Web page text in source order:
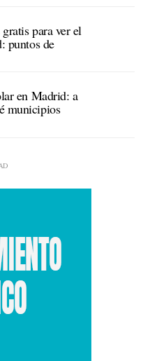
para ver el
puntos de
en Madrid: a
municipios